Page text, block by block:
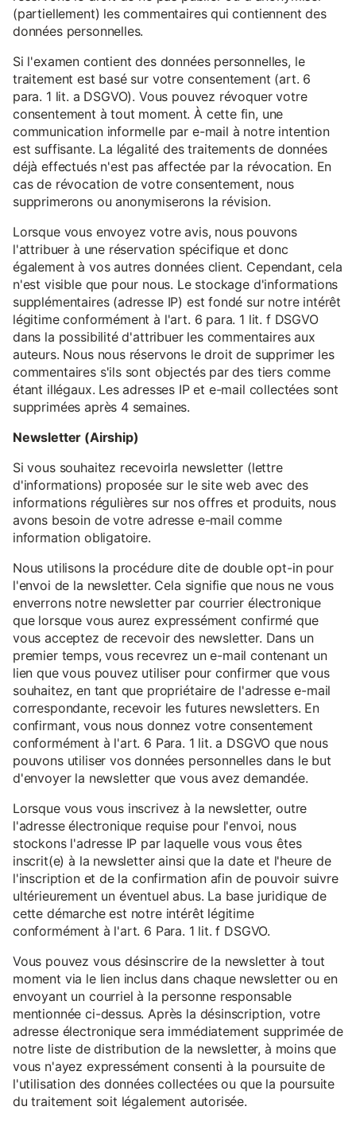
(partiellement) les commentaires qui contiennent des
données personnelles.
Si l'examen contient des données personnelles, le
traitement est basé sur votre consentement (art. 6
para. 1 lit. a DSGVO). Vous pouvez révoquer votre
consentement à tout moment. À cette fin, une
communication informelle par e-mail à notre intention
est suffisante. La légalité des traitements de données
déjà effectués n'est pas affectée par la révocation. En
cas de révocation de votre consentement, nous
supprimerons ou anonymiserons la révision.
Lorsque vous envoyez votre avis, nous pouvons
l'attribuer à une réservation spécifique et donc
également à vos autres données client. Cependant, cela
n'est visible que pour nous. Le stockage d'informations
supplémentaires (adresse IP) est fondé sur notre intérêt
légitime conformément à l'art. 6 para. 1 lit. f DSGVO
dans la possibilité d'attribuer les commentaires aux
auteurs. Nous nous réservons le droit de supprimer les
commentaires s'ils sont objectés par des tiers comme
étant illégaux. Les adresses IP et e-mail collectées sont
supprimées après 4 semaines.
Newsletter (Airship)
Si vous souhaitez recevoirla newsletter (lettre
d'informations) proposée sur le site web avec des
informations régulières sur nos offres et produits, nous
avons besoin de votre adresse e-mail comme
information obligatoire.
Nous utilisons la procédure dite de double opt-in pour
l'envoi de la newsletter. Cela signifie que nous ne vous
enverrons notre newsletter par courrier électronique
que lorsque vous aurez expressément confirmé que
vous acceptez de recevoir des newsletter. Dans un
premier temps, vous recevrez un e-mail contenant un
lien que vous pouvez utiliser pour confirmer que vous
souhaitez, en tant que propriétaire de l'adresse e-mail
correspondante, recevoir les futures newsletters. En
confirmant, vous nous donnez votre consentement
conformément à l'art. 6 Para. 1 lit. a DSGVO que nous
pouvons utiliser vos données personnelles dans le but
d'envoyer la newsletter que vous avez demandée.
Lorsque vous vous inscrivez à la newsletter, outre
l'adresse électronique requise pour l'envoi, nous
stockons l'adresse IP par laquelle vous vous êtes
inscrit(e) à la newsletter ainsi que la date et l'heure de
l'inscription et de la confirmation afin de pouvoir suivre
ultérieurement un éventuel abus. La base juridique de
cette démarche est notre intérêt légitime
conformément à l'art. 6 Para. 1 lit. f DSGVO.
Vous pouvez vous désinscrire de la newsletter à tout
moment via le lien inclus dans chaque newsletter ou en
envoyant un courriel à la personne responsable
mentionnée ci-dessus. Après la désinscription, votre
adresse électronique sera immédiatement supprimée de
notre liste de distribution de la newsletter, à moins que
vous n'ayez expressément consenti à la poursuite de
l'utilisation des données collectées ou que la poursuite
du traitement soit légalement autorisée.